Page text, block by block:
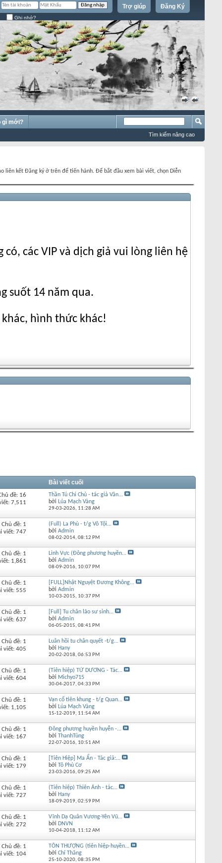
Đăng Ký
Trợ giúp
Ghi nhớ?
«
»
gì mới?
Tìm kiếm nâng cao
liên kết Đăng ký ở trên để tiến hành. Để bắt đầu xem bài viết, chọn Diễn
các VIP và dịch giả vui lòng liên hệ
suốt 14 năm qua.
hình thức khác!
Bài viết cuối
đề: 16
7,511
Thần Tú Chi Chủ - tác giả Văn...
bởi Lúa Mạch Vàng
29-03-2026, 11:28 AM
Chủ đề: 1
viết: 747
(Full) La Phù - t/g Vô Tội...
bởi Admin
08-02-2014, 08:12 PM
Chủ đề: 1
1,861
Linh Vực (Đông phương huyền...
bởi Admin
08-09-2016, 10:07 PM
Chủ đề: 1
viết: 555
[FULL]Nhật Nguyệt Đương Không...
bởi Admin
10-03-2015, 10:37 PM
Chủ đề: 1
viết: 637
[Full] Tu chân lão sư sinh...
bởi Admin
06-05-2015, 08:41 PM
Chủ đề: 1
viết: 405
Luân hồi tu chân quyết -t/g...
bởi Hany
20-02-2018, 06:53 PM
Chủ đề: 1
viết: 604
(Tiên hiệp) TỬ DƯƠNG - Tác...
bởi Michyo715
30-04-2017, 04:33 PM
Chủ đề: 1
1,105
Vạn cổ tiên khung - t/g Quan...
bởi Lúa Mạch Vàng
15-12-2019, 11:54 AM
Chủ đề: 1
viết: 167
Đông phương huyền huyễn -...
bởi ThanhTùng
22-07-2016, 10:51 AM
Chủ đề: 1
viết: 179
[Tiên Hiệp] Ma Ẩn - Tác giả:...
bởi Tô Phù Cơ
23-03-2016, 09:25 AM
Chủ đề: 1
viết: 727
(Tiên hiệp) Thiên Ảnh - tác...
bởi Hany
18-09-2019, 02:59 PM
Chủ đề: 1
viết: 272
Vĩnh Dạ Quân Vương-Yên Vũ...
bởi DNVN
10-04-2018, 11:12 AM
Chủ đề: 1
viết: 104
TÔN THƯỢNG (tiên hiệp-huyền...
bởi Chí Thăng
25-10-2020, 08:35 PM